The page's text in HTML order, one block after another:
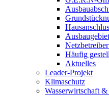
Häufig
Aktuelles
Leader-Projekt
Klimaschutz
Wasserwirtschaft